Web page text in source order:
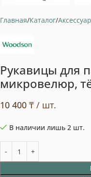
Главная Каталог
Рукавицы для
микровелюр,
10 400 ₸ / шт.
В наличии лишь 2 шт.